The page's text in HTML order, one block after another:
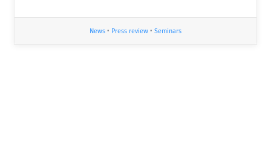
News • Press review • Seminars